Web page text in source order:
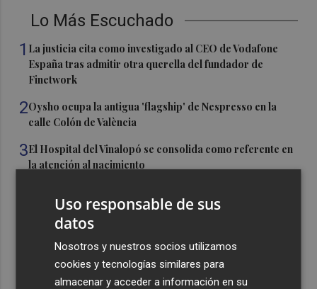
Lo Más Escuchado
1 La justicia cita como investigado al CEO de Vodafone
España tras admitir otra querella del fundador de
Finetwork
2Oysho ocupa la antigua 'flagship' de Nespresso en la
calle Colón de València
3El Hospital del Vinalopó se consolida como referente en
la atención al nacimiento
para reducir las alteraciones internas de la granada
mollar de Elche
El talento murciano conquista Cimeria: Dagnino ilustra
'Aguas peligrosas' de Conan el Bárbaro
Uso responsable de sus
datos
Nosotros y nuestros socios utilizamos
cookies y tecnologías similares para
almacenar y acceder a información en su